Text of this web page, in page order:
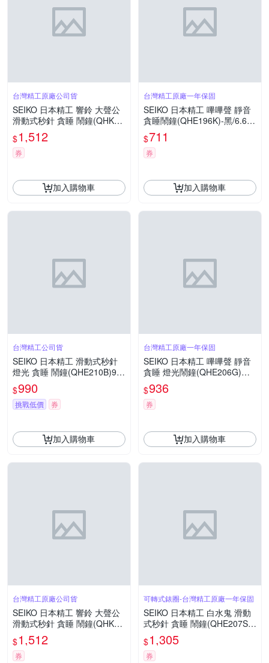
台灣精工原廠公司貨
SEIKO 日本精工 響鈴 大聲公
滑動式秒針 貪睡 鬧鐘(QHK06
3K)黑15.2X12.2cm
$1,512
券
加入購物車
台灣精工原廠一年保固
SEIKO 日本精工 嗶嗶聲 靜音
貪睡鬧鐘(QHE196K)-黑/6.6X
6.6cm
$711
券
加入購物車
台灣精工公司貨
SEIKO 日本精工 滑動式秒針
燈光 貪睡 鬧鐘(QHE210B)9.1
X8.6cm
$990
挑戰低價 券
加入購物車
台灣精工原廠一年保固
SEIKO 日本精工 嗶嗶聲 靜音
貪睡 燈光鬧鐘(QHE206G)金/
9.9X11.3cm
$936
券
加入購物車
台灣精工原廠公司貨
SEIKO 日本精工 響鈴 大聲公
滑動式秒針 貪睡 鬧鐘(QHK06
3S)銀15.2X12.2cm
$1,512
券
可轉式錶圈-台灣精工原廠一年保固
SEIKO 日本精工 白水鬼 滑動
式秒針 貪睡 鬧鐘(QHE207S)
白/10.4X9.7cm
$1,305
券